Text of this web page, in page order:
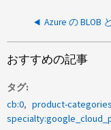
おすすめの記事
タグ
cb:0
product-